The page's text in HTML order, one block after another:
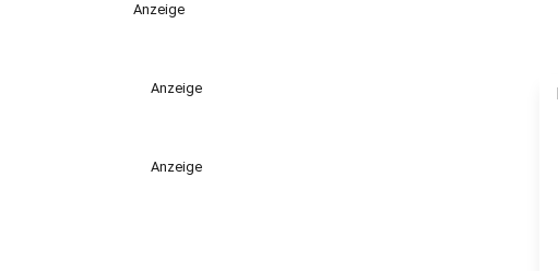
Anzeige
Anzeige
Anzeige